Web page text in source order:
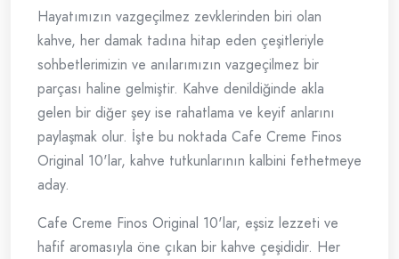
Hayatımızın vazgeçilmez zevklerinden biri olan
kahve, her damak tadına hitap eden çeşitleriyle
sohbetlerimizin ve anılarımızın vazgeçilmez bir
parçası haline gelmiştir. Kahve denildiğinde akla
gelen bir diğer şey ise rahatlama ve keyif anlarını
paylaşmak olur. İşte bu noktada Cafe Creme Finos
Original 10'lar, kahve tutkunlarının kalbini fethetmeye
aday.
Cafe Creme Finos Original 10'lar, eşsiz lezzeti ve
hafif aromasıyla öne çıkan bir kahve çeşididir. Her